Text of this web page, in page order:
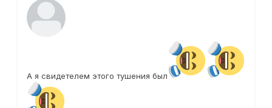
А я свидетелем этого тушения был